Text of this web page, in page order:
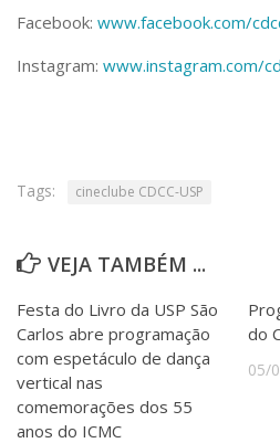
Facebook: www.facebook.com/
Instagram: www.instagram.com/
Tags: cineclube CDCC-USP
VEJA TAMBÉM ...
Festa do Livro da USP São
Carlos abre programação
com espetáculo de dança
vertical nas
comemorações dos 55
anos do ICMC
do
05/